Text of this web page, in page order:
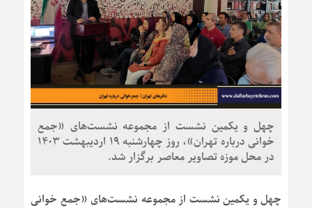
چهل و یکمین نشست از مجموعه نشست‌های «جمع
خوانی درباره تهران»، روز چهارشنبه 19 اردیبهشت 1403
در محل موزه تصاویر معاصر برگزار شد.
چهل و یکمین نشست از مجموعه نشست‌های «جمع خوانی